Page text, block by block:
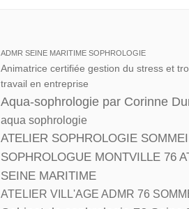
ADMR SEINE MARITIME SOPHROLOGIE
Animatrice certifiée gestion du stress et
travail en entreprise
Aqua-sophrologie par Corinne
aqua sophrologie
ATELIER SOPHROLOGIE
SOPHROLOGUE MONTVILLE 76
SEINE MARITIME
ATELIER VILL'AGE ADMR 76